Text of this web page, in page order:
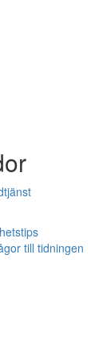
till tidningen